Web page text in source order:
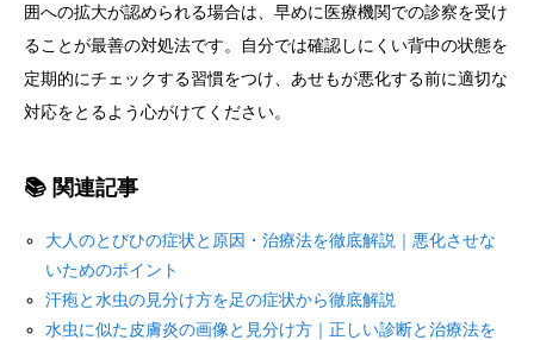
囲への拡大が認められる場合は、早めに医療機関での診察を受け
ることが最善の対処法です。自分では確認しにくい背中の状態を
定期的にチェックする習慣をつけ、あせもが悪化する前に適切な
対応をとるよう心がけてください。
📚 関連記事
大人のとびひの症状と原因・治療法を徹底解説｜悪化させな
いためのポイント
汗疱と水虫の見分け方を足の症状から徹底解説
水虫に似た皮膚炎の画像と見分け方｜正しい診断と治療法を